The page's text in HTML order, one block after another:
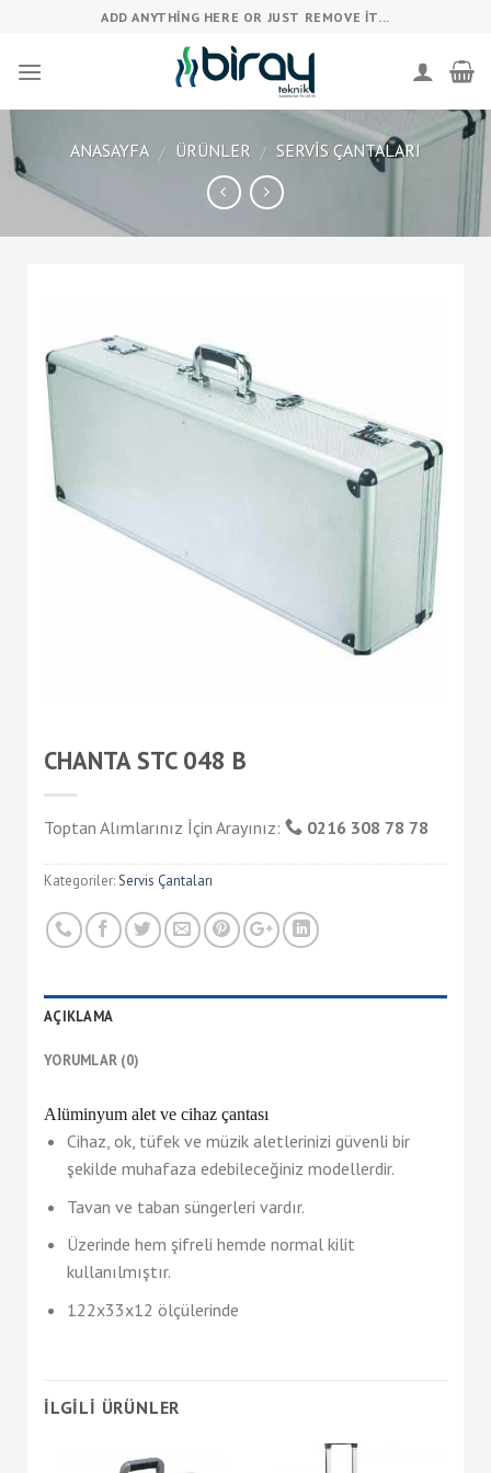
content
ADD ANYTHING HERE OR JUST REMOVE IT...
ANASAYFA / ÜRÜNLER / SERVIS ÇANTALARI
CHANTA STC 048 B
Toptan Alımlarınız İçin Arayınız: 0216 308 78 78
Kategoriler:Servis Çantaları
AÇIKLAMA
YORUMLAR (0)
Alüminyum alet ve cihaz çantası
Cihaz, ok, tüfek ve müzik aletlerinizi güvenli bir
şekilde muhafaza edebileceğiniz modellerdir.
Tavan ve taban süngerleri vardır.
Üzerinde hem şifreli hemde normal kilit
kullanılmıştır.
122x33x12 ölçülerinde
İLGILI ÜRÜNLER